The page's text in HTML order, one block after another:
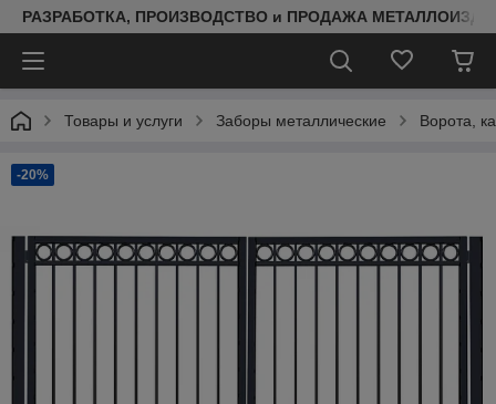
РАЗРАБОТКА, ПРОИЗВОДСТВО и ПРОДАЖА
Товары и услуги Заборы металлические Ворота,
-20%